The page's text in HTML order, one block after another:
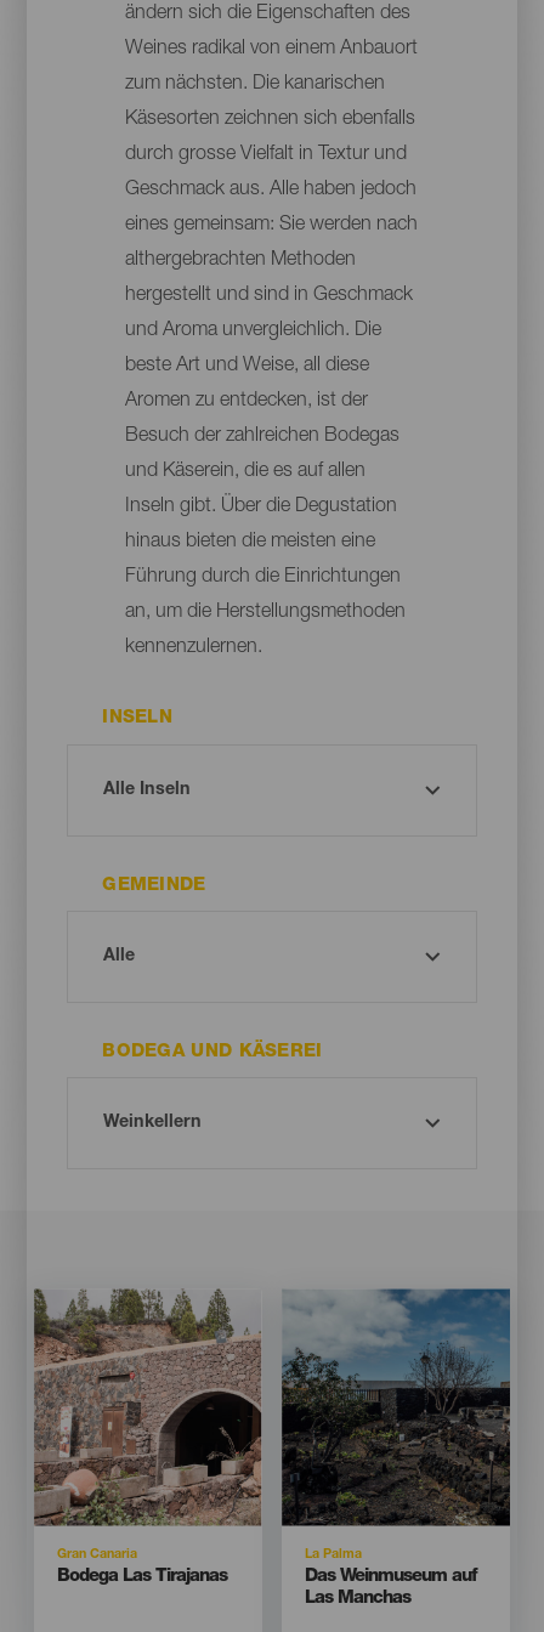
ändern sich die Eigenschaften des
Weines radikal von einem Anbauort
zum nächsten. Die kanarischen
Käsesorten zeichnen sich ebenfalls
durch grosse Vielfalt in Textur und
Geschmack aus. Alle haben jedoch
eines gemeinsam: Sie werden nach
althergebrachten Methoden
hergestellt und sind in Geschmack
und Aroma unvergleichlich. Die
beste Art und Weise, all diese
Aromen zu entdecken, ist der
Besuch der zahlreichen Bodegas
und Käserein, die es auf allen
Inseln gibt. Über die Degustation
hinaus bieten die meisten eine
Führung durch die Einrichtungen
an, um die Herstellungsmethoden
kennenzulernen.
INSELN
GEMEINDE
BODEGA UND KÄSEREI
Imagen
Listado
Imagen
Isla
Gran Canaria
Titular
Bodega Las Tirajanas
Imagen
Listado
Imagen
Isla
La Palma
Titular
Das Weinmuseum auf
Las Manchas